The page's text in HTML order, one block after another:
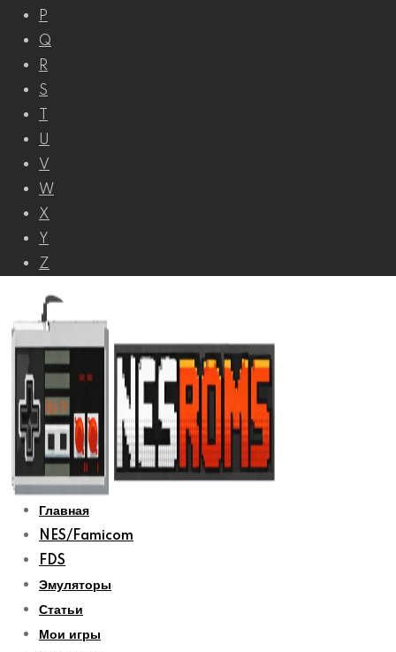
P
Q
R
S
U
V
W
X
Y
Z
Главная
NES/Famicom
FDS
Эмуляторы
Статьи
Мои игры